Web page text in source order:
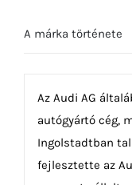
A márka története
Az Audi AG
autógyártó cég,
Ingolstadtban
fejlesztette az